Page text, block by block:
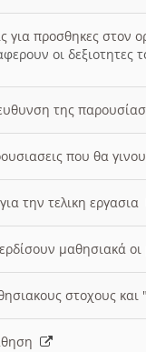
για προσθηκες
οι δεξιοτητες
της
που θα
την τελικη εργασια
μαθησιακά
στοχους